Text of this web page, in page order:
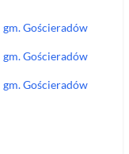
gm.Gościeradów
gm.Gościeradów
gm.Gościeradów